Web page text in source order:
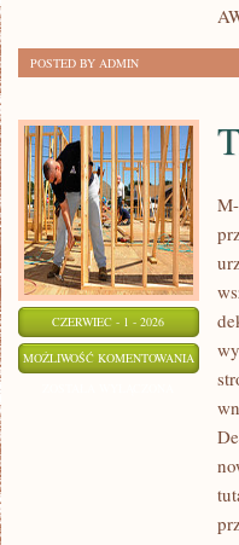
POSTED BY ADMIN
CZERWIEC - 1 - 2026
MOŻLIWOŚĆ KOMENTOWANIA TRENDY